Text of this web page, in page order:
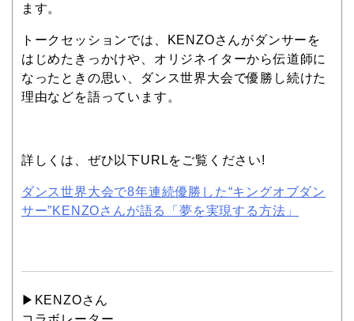
ます。
トークセッションでは、KENZOさんがダンサーを
はじめたきっかけや、オリジネイターから伝道師に
なったときの思い、ダンス世界大会で優勝し続けた
理由などを語っています。
詳しくは、ぜひ以下URLをご覧ください!
ダンス世界大会で8年連続優勝した“キングオブダン
サー”KENZOさんが語る「夢を実現する方法」
▶︎KENZOさん